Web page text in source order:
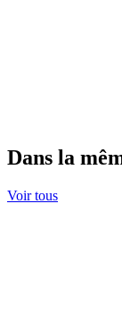
Dans la
Voir tous